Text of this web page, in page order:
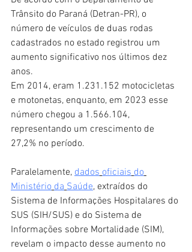
Trânsito do Paraná (Detran-PR), o
número de veículos de duas rodas
cadastrados no estado registrou um
aumento significativo nos últimos dez
anos.
Em 2014, eram 1.231.152 motocicletas
e motonetas, enquanto, em 2023 esse
número chegou a 1.566.104,
representando um crescimento de
27,2% no período.
Paralelamente, dados oficiais do
Ministério da Saúde, extraídos do
Sistema de Informações Hospitalares do
SUS (SIH/SUS) e do Sistema de
Informações sobre Mortalidade (SIM),
revelam o impacto desse aumento no